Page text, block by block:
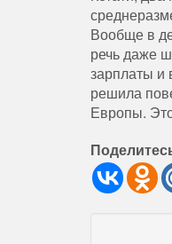
Вообще в
речь даже
зарплаты и
решила
Европы.